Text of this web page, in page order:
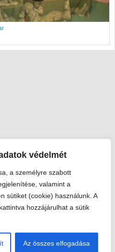
védelmét
a személyre szabott
valamint a
sütiket (cookie) használunk. A
hozzájárulhat a sütik
Az összes elfogadása
út 25. · Telefon: